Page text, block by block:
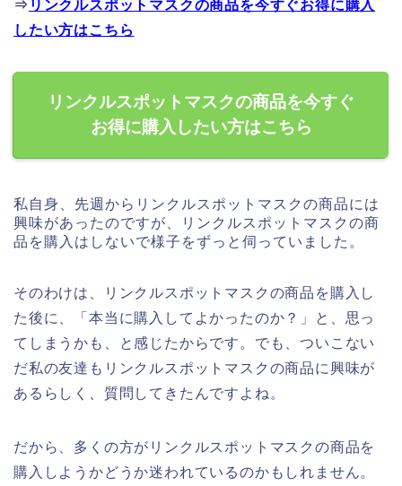
⇒ リンクルスポットマスクの商品を今すぐお得に購入
したい方はこちら
リンクルスポットマスクの商品を今すぐ
お得に購入したい方はこちら
私自身、先週からリンクルスポットマスクの商品には
興味があったのですが、リンクルスポットマスクの商
品を購入はしないで様子をずっと伺っていました。
そのわけは、リンクルスポットマスクの商品を購入し
た後に、「本当に購入してよかったのか？」と、思っ
てしまうかも、と感じたからです。でも、ついこない
だ私の友達もリンクルスポットマスクの商品に興味が
あるらしく、質問してきたんですよね。
だから、多くの方がリンクルスポットマスクの商品を
購入しようかどうか迷われているのかもしれません。